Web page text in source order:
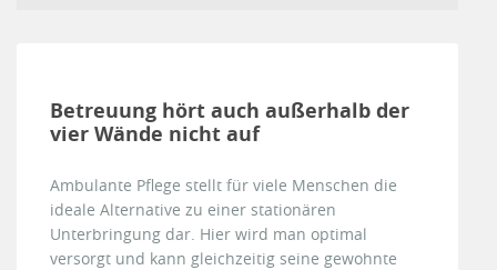
Betreuung hört auch außerhalb der
vier Wände nicht auf
Ambulante Pflege stellt für viele Menschen die
ideale Alternative zu einer stationären
Unterbringung dar. Hier wird man optimal
versorgt und kann gleichzeitig seine gewohnte